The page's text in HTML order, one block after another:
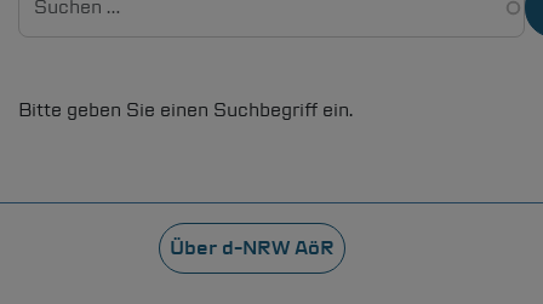
Kommunalvertreter &
Bitte geben Sie einen Suchbegriff ein.
FußzeileÜber d-NRWAöR